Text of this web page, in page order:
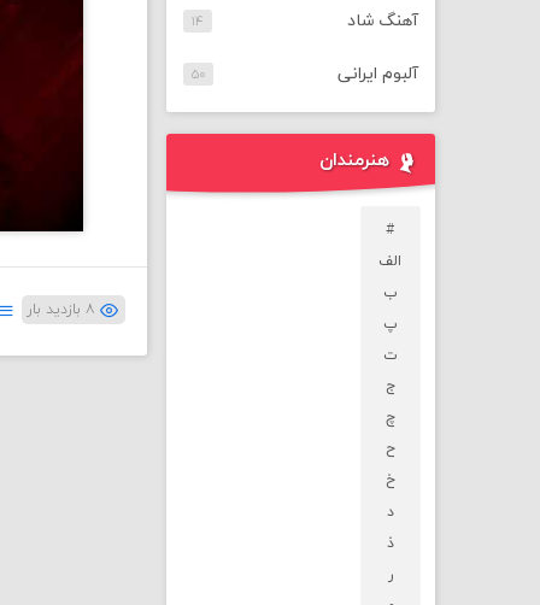
۸ بازدید بار
آهنگ شاد ۱۴
آلبوم ایرانی ۵۰
هنرمندان
#
الف
ب
پ
ت
ج
چ
ح
خ
د
ذ
ر